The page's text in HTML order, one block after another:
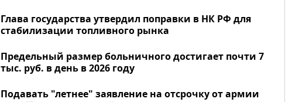
Глава государства утвердил поправки в НК РФ для
стабилизации топливного рынка
Предельный размер больничного достигает почти 7
тыс. руб. в день в 2026 году
Подавать "летнее" заявление на отсрочку от армии